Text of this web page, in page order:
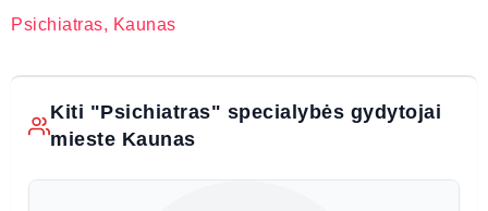
Psichiatras, Kaunas
Kiti "Psichiatras" specialybės gydytojai
mieste Kaunas